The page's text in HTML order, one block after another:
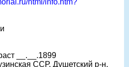
html/info.htm?
__.__.1899
ССР, Душетский р-н,